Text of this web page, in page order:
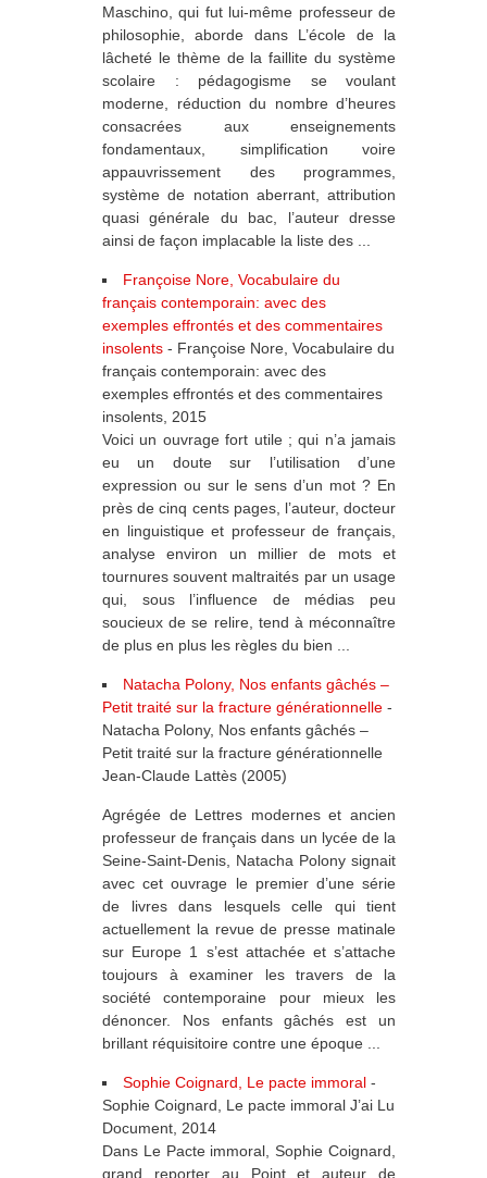
Maschino, qui fut lui-même professeur de
philosophie, aborde dans L’école de la
lâcheté le thème de la faillite du système
scolaire : pédagogisme se voulant
moderne, réduction du nombre d’heures
consacrées aux enseignements
fondamentaux, simplification voire
appauvrissement des programmes,
système de notation aberrant, attribution
quasi générale du bac, l’auteur dresse
ainsi de façon implacable la liste des ...
Françoise Nore, Vocabulaire du
français contemporain: avec des
exemples effrontés et des commentaires
insolents - Françoise Nore, Vocabulaire du
français contemporain: avec des
exemples effrontés et des commentaires
insolents, 2015
Voici un ouvrage fort utile ; qui n’a jamais
eu un doute sur l’utilisation d’une
expression ou sur le sens d’un mot ? En
près de cinq cents pages, l’auteur, docteur
en linguistique et professeur de français,
analyse environ un millier de mots et
tournures souvent maltraités par un usage
qui, sous l’influence de médias peu
soucieux de se relire, tend à méconnaître
de plus en plus les règles du bien ...
Natacha Polony, Nos enfants gâchés –
Petit traité sur la fracture générationnelle -
Natacha Polony, Nos enfants gâchés –
Petit traité sur la fracture générationnelle
Jean-Claude Lattès (2005)
Agrégée de Lettres modernes et ancien
professeur de français dans un lycée de la
Seine-Saint-Denis, Natacha Polony signait
avec cet ouvrage le premier d’une série
de livres dans lesquels celle qui tient
actuellement la revue de presse matinale
sur Europe 1 s’est attachée et s’attache
toujours à examiner les travers de la
société contemporaine pour mieux les
dénoncer. Nos enfants gâchés est un
brillant réquisitoire contre une époque ...
Sophie Coignard, Le pacte immoral -
Sophie Coignard, Le pacte immoral J’ai Lu
Document, 2014
Dans Le Pacte immoral, Sophie Coignard,
grand reporter au Point et auteur de